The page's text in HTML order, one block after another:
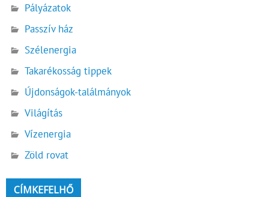
Pályázatok
Passzív ház
Szélenergia
Takarékosság tippek
Újdonságok-találmányok
Világítás
Vízenergia
Zöld rovat
CÍMKEFELHŐ